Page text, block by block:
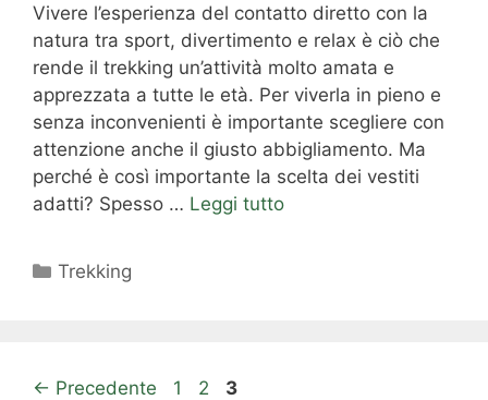
Vivere l’esperienza del contatto diretto con la
natura tra sport, divertimento e relax è ciò che
rende il trekking un’attività molto amata e
apprezzata a tutte le età. Per viverla in pieno e
senza inconvenienti è importante scegliere con
attenzione anche il giusto abbigliamento. Ma
perché è così importante la scelta dei vestiti
adatti? Spesso … Leggi tutto
Categorie
Trekking
Navigazione
← Precedente Pagina
1 Pagina
2 Pagina
3